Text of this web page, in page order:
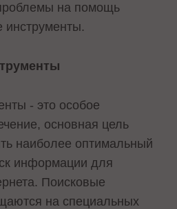
на помощь
инструменты.
- это особое
основная цель
наиболее оптимальный
информации для
Поисковые
на специальных